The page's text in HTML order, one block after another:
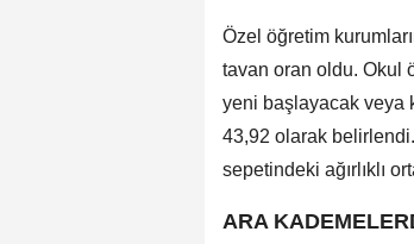
Özel öğretim
tavan oran oldu. Okul
yeni başlayacak veya
43,92 olarak
sepetindeki ağırlıklı
ARA